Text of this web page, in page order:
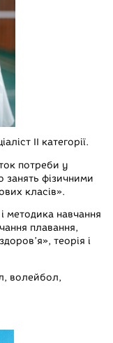
ІІ категорії.
потреби у
занять фізичними
класів».
методика навчання
плавання,
теорія і
волейбол,